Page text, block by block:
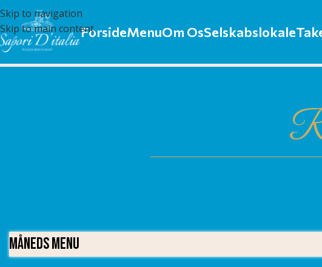
Skip to navigation
Skip to main contentForsideMenuOm OsSelskabslokale
Måneds Menu